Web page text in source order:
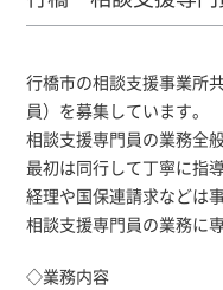
行橋市の相談支援事業所
員）を募集しています。
相談支援専門員の業務全
最初は同行して丁寧に指
経理や国保連請求などは
相談支援専門員の業務に
◇業務内容